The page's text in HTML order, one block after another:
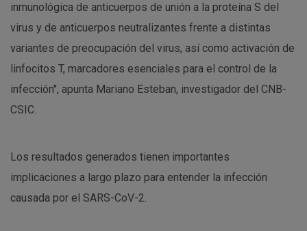
inmunológica de anticuerpos de unión a la proteína S del
virus y de anticuerpos neutralizantes frente a distintas
variantes de preocupación del virus, así como activación de
linfocitos T, marcadores esenciales para el control de la
infección", apunta Mariano Esteban, investigador del CNB-
CSIC.
Los resultados generados tienen importantes
implicaciones a largo plazo para entender la infección
causada por el SARS-CoV-2.